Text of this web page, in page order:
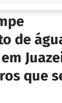
de
que